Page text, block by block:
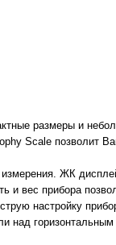
размеры и
Scale позволит
ЖК
и вес прибора
настройку
над